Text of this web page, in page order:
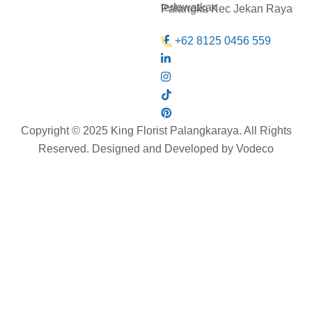
terlewatkan
Icon
label
Palangka Kec Jekan Raya
+62 8125 0456 559
Copyright © 2025 King Florist Palangkaraya. All Rights
Reserved. Designed and Developed by Vodeco